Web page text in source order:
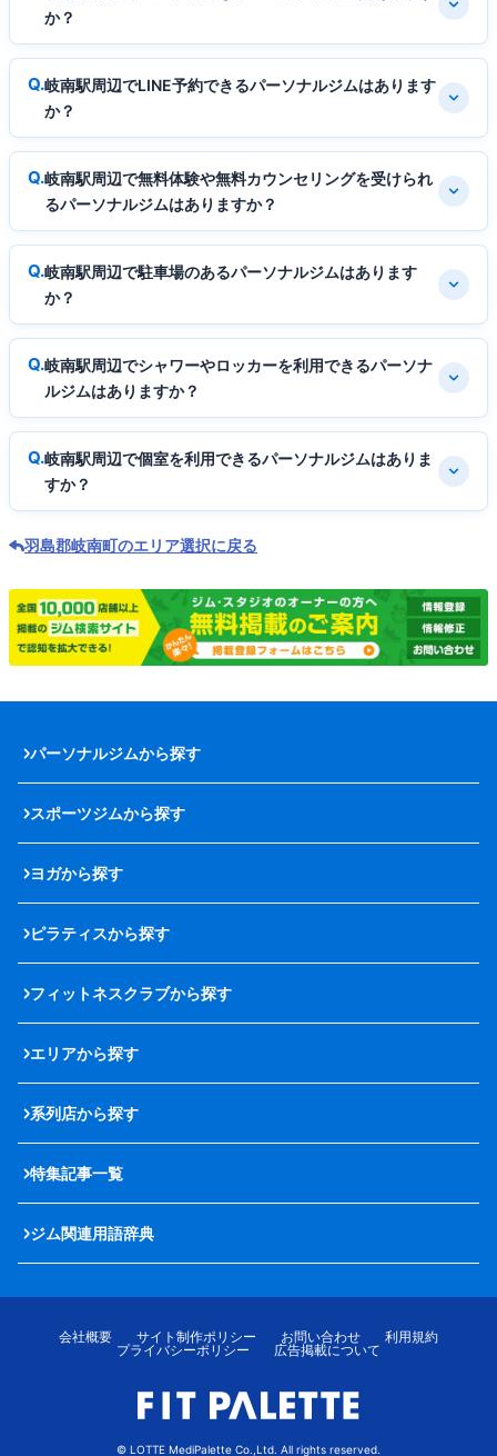
か？
岐南駅周辺でLINE予約できるパーソナルジムはあります
か？
岐南駅周辺で無料体験や無料カウンセリングを受けられ
るパーソナルジムはありますか？
岐南駅周辺で駐車場のあるパーソナルジムはあります
か？
岐南駅周辺でシャワーやロッカーを利用できるパーソナ
ルジムはありますか？
岐南駅周辺で個室を利用できるパーソナルジムはありま
すか？
羽島郡岐南町のエリア選択に戻る
パーソナルジムから探す
スポーツジムから探す
ヨガから探す
ピラティスから探す
フィットネスクラブから探す
エリアから探す
系列店から探す
特集記事一覧
ジム関連用語辞典
会社概要 サイト制作ポリシー お問い合わせ
利用規約
プライバシーポリシー
広告掲載について
© LOTTE MediPalette Co.,Ltd. All rights reserved.